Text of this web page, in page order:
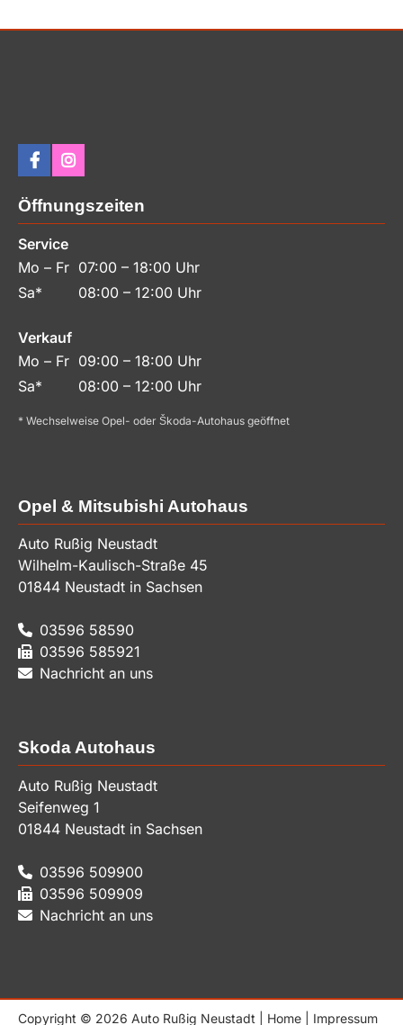
Öffnungszeiten
Service
Mo – Fr 07:00 – 18:00 Uhr
Sa*
08:00 – 12:00 Uhr
Verkauf
Mo – Fr 09:00 – 18:00 Uhr
Sa*
08:00 – 12:00 Uhr
* Wechselweise Opel- oder Škoda-Autohaus geöffnet
Opel & Mitsubishi Autohaus
Auto Rußig Neustadt
Wilhelm-Kaulisch-Straße 45
01844 Neustadt in Sachsen
03596 58590
03596 585921
Nachricht an uns
Skoda Autohaus
Auto Rußig Neustadt
Seifenweg 1
01844 Neustadt in Sachsen
03596 509900
03596 509909
Nachricht an uns
Copyright © 2026 Auto Rußig Neustadt | Home Impressum